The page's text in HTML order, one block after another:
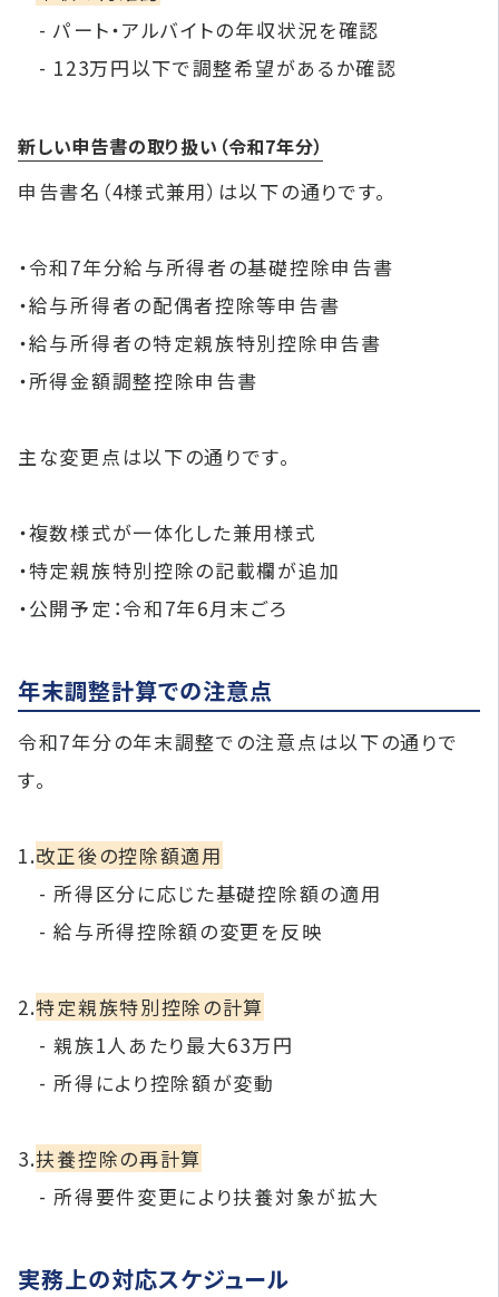
- パート・アルバイトの年収状況を確認
- 123万円以下で調整希望があるか確認
新しい申告書の取り扱い（令和7年分）
申告書名（4様式兼用）は以下の通りです。
・令和7年分給与所得者の基礎控除申告書
・給与所得者の配偶者控除等申告書
・給与所得者の特定親族特別控除申告書
・所得金額調整控除申告書
主な変更点は以下の通りです。
・複数様式が一体化した兼用様式
・特定親族特別控除の記載欄が追加
・公開予定：令和7年6月末ごろ
年末調整計算での注意点
令和7年分の年末調整での注意点は以下の通りで
す。
1.改正後の控除額適用
- 所得区分に応じた基礎控除額の適用
- 給与所得控除額の変更を反映
2.特定親族特別控除の計算
- 親族1人あたり最大63万円
- 所得により控除額が変動
3.扶養控除の再計算
- 所得要件変更により扶養対象が拡大
実務上の対応スケジュール